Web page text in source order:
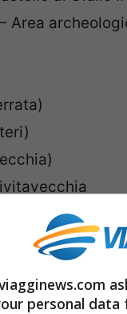
Area
(Santa
di
personal